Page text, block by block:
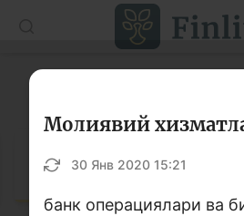
Мақолалар
Ўқув қўлланмалар
Луғат
Луғат
Молиявий
30 Янв 2020 15:21
банк операциялари ва